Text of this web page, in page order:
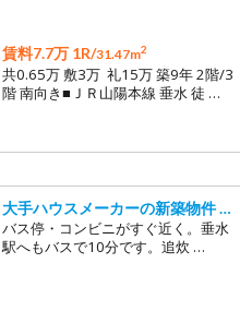
賃料7.7万 1R/31.47m2
共0.65万 敷3万 礼15万 築9年 2階/3
階 南向き■ＪＲ山陽本線 垂水 徒 …
大手ハウスメーカーの新築物件 …
バス停・コンビニがすぐ近く。垂水
駅へもバスで10分です。追炊 …